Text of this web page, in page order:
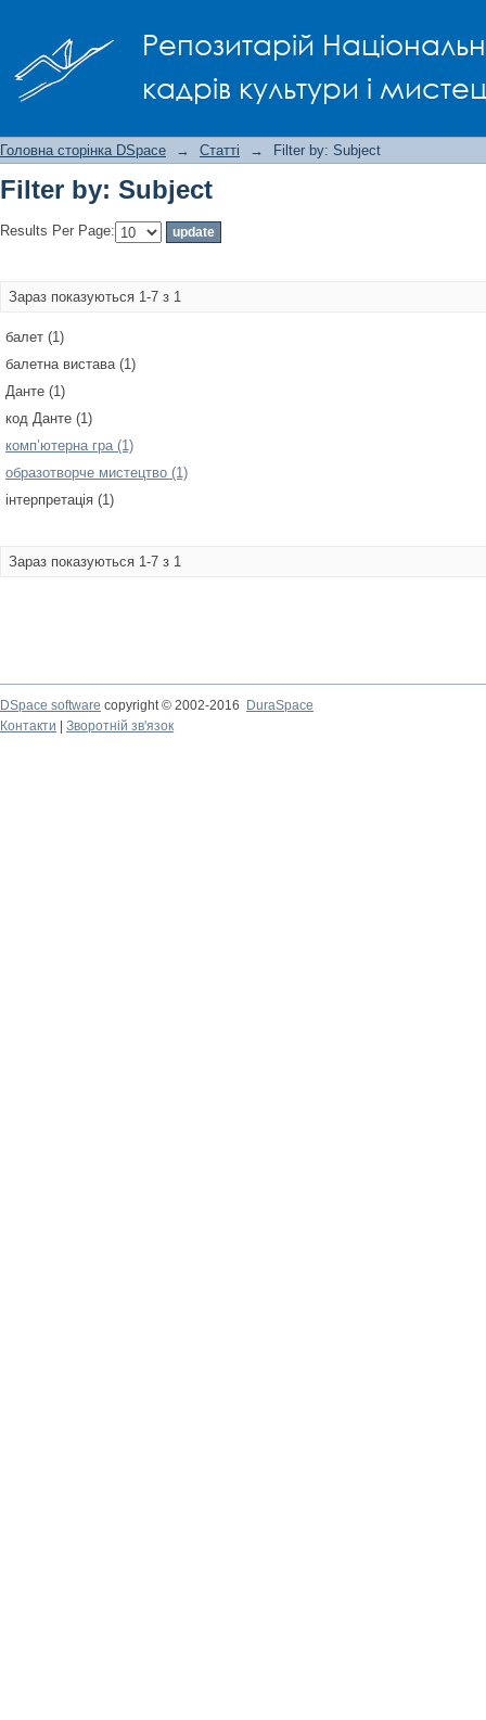
Репозитарій
кадрів культури і
Головна сторінка DSpace → Статті → Filter by: Subject
Filter by: Subject
Results Per Page:
Зараз показуються 1-7 з 1
балет (1)
балетна вистава (1)
Данте (1)
код Данте (1)
комп’ютерна гра (1)
образотворче мистецтво (1)
інтерпретація (1)
Зараз показуються 1-7 з 1
DSpace software copyright © 2002-2016
DuraSpace
Контакти
Зворотній зв'язок